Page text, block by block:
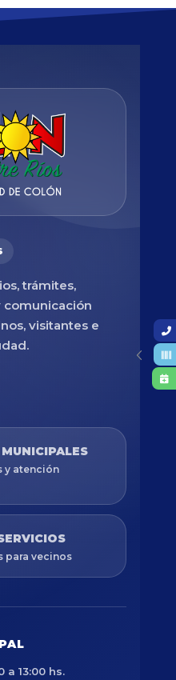
trámites,
comunicación
visitantes e
y atención
para vecinos
a 13:00 hs.